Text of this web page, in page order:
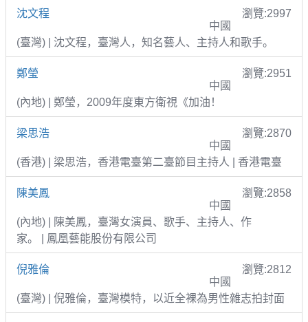
沈文程
瀏覽:2997
中國
(臺灣) | 沈文程，臺灣人，知名藝人、主持人和歌手。
鄭瑩
瀏覽:2951
中國
(內地) | 鄭瑩，2009年度東方衛視《加油！
梁思浩
瀏覽:2870
中國
(香港) | 梁思浩，香港電臺第二臺節目主持人 | 香港電臺
陳美鳳
瀏覽:2858
中國
(內地) | 陳美鳳，臺灣女演員、歌手、主持人、作
家。 | 鳳凰藝能股份有限公司
倪雅倫
瀏覽:2812
中國
(臺灣) | 倪雅倫，臺灣模特，以近全裸為男性雜志拍封面